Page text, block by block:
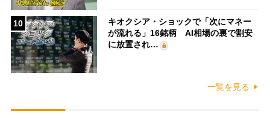
10
キオクシア・ショックで「次にマネー
が流れる」16銘柄 AI相場の裏で割安
に放置され…
一覧を見る